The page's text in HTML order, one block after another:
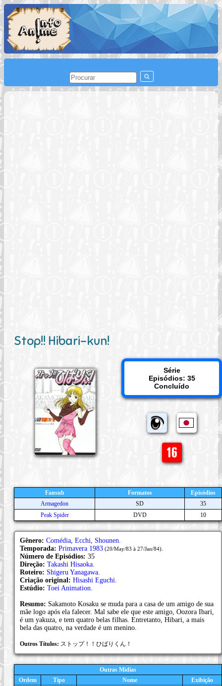
Stop!! Hibari-kun!
Série
Episódios: 35
Concluído
Fansub Formatos
Episódios
Armagedon
SD
35
Peak Spider
DVD 10
Gênero: Comédia Ecchi Shounen
Temporada: Primavera 1983 (20/May/83 à 27/Jan/84)
Número de Episódios: 35
Direção: Takashi Hisaoka
Roteiro: Shigeru Yanagawa
Criação original: Hisashi Eguchi
Estúdio: Toei Animation
Resumo: Sakamoto Kosaku se muda para a casa de um amigo de sua
mãe logo após ela falecer. Mal sabe ele que este amigo, Oozora Ibari,
é um yakuza, e tem quatro belas filhas. Entretanto, Hibari, a mais
bela das quatro, na verdade é um menino.
Outros Títulos: ストップ！！ひばりくん！
Outras Mídias
Ordem
Tipo Nome
Exibição